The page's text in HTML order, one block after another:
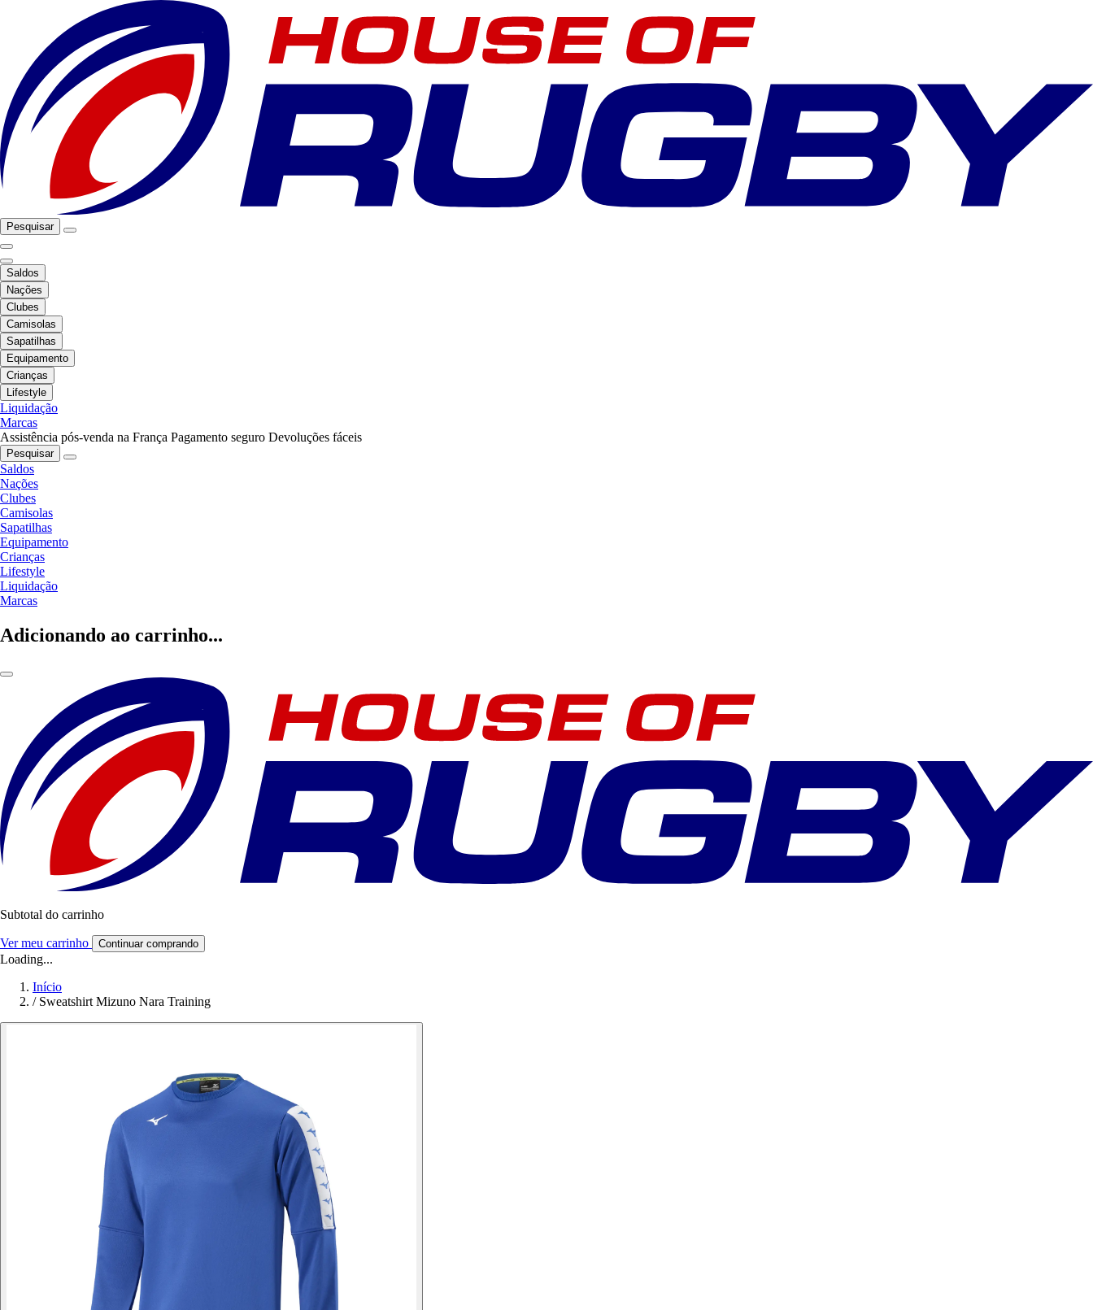
Pesquisar
Saldos
Nações
Clubes
Camisolas
Sapatilhas
Equipamento
Crianças
Lifestyle
Liquidação
Marcas
Assistência pós-venda na França Pagamento seguro Devoluções fáceis
Pesquisar
Saldos
Nações
Clubes
Camisolas
Sapatilhas
Equipamento
Crianças
Lifestyle
Liquidação
Marcas
Adicionando ao carrinho...
Subtotal do carrinho
Ver meu carrinho Continuar comprando
Loading...
Início
/ Sweatshirt Mizuno Nara Training